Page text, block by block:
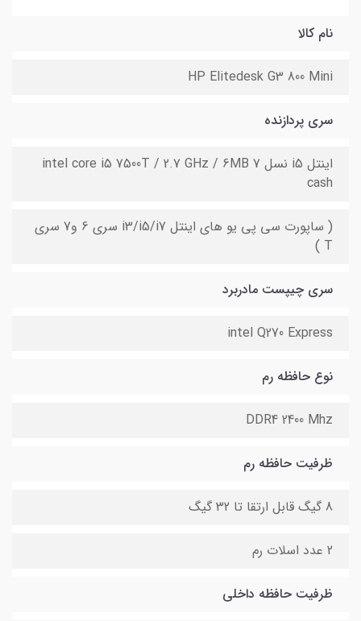
نام کالا
HP Elitedesk G3 800 Mini
سری پردازنده
اینتل i5 نسل 7 intel core i5 7500T / 2.7 GHz / 6MB
cash
( ساپورت سی پی یو های اینتل i3/i5/i7 سری 6 و7 سری
T )
سری چیپست مادربرد
intel Q270 Express
نوع حافظه رم
DDR4 2400 Mhz
ظرفیت حافظه رم
8 گیگ قابل ارتقا تا 32 گیگ
2 عدد اسلات رم
ظرفیت حافظه داخلی